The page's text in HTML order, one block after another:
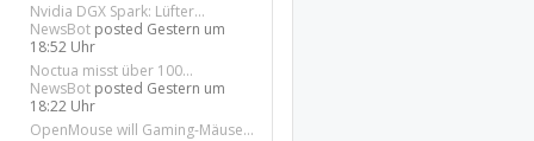
Nvidia DGX Spark: Lüfter...
NewsBot posted Gestern um
18:52 Uhr
Noctua misst über 100...
NewsBot posted Gestern um
18:22 Uhr
OpenMouse will Gaming-Mäuse...